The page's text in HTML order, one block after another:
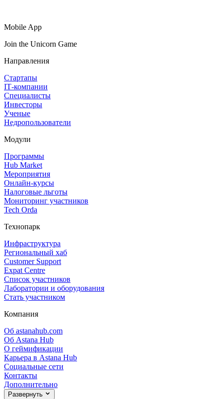
Mobile App
Join the Unicorn Game
Направления
Стартапы
IT‑компании
Специалисты
Инвесторы
Ученые
Недропользователи
Модули
Программы
Hub Market
Мероприятия
Онлайн‑курсы
Налоговые льготы
Мониторинг участников
Tech Orda
Технопарк
Инфраструктура
Региональный хаб
Customer Support
Expat Centre
Список участников
Лаборатории и оборудования
Стать участником
Компания
Об astanahub.com
Об Astana Hub
О геймификации
Карьера в Astana Hub
Социальные сети
Контакты
Дополнительно
Развернуть